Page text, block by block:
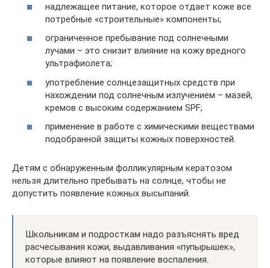
надлежащее питание, которое отдает коже все
потребные «строительные» компоненты;
ограниченное пребывание под солнечными
лучами – это снизит влияние на кожу вредного
ультрафиолета;
употребление солнцезащитных средств при
нахождении под солнечным излучением – мазей,
кремов с высоким содержанием SPF;
применение в работе с химическими веществами
подобранной защиты кожных поверхностей.
Детям с обнаруженным фолликулярным кератозом
нельзя длительно пребывать на солнце, чтобы не
допустить появление кожных высыпаний.
Школьникам и подросткам надо разъяснять вред
расчесывания кожи, выдавливания «пупырышек»,
которые влияют на появление воспаления.